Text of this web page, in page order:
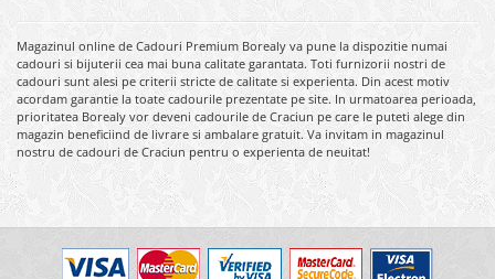
Magazinul online de Cadouri Premium Borealy va pune la dispozitie numai
cadouri si bijuterii cea mai buna calitate garantata. Toti furnizorii nostri de
cadouri sunt alesi pe criterii stricte de calitate si experienta. Din acest motiv
acordam garantie la toate cadourile prezentate pe site. In urmatoarea perioada,
prioritatea Borealy vor deveni cadourile de Craciun pe care le puteti alege din
magazin beneficiind de livrare si ambalare gratuit. Va invitam in magazinul
nostru de cadouri de Craciun pentru o experienta de neuitat!